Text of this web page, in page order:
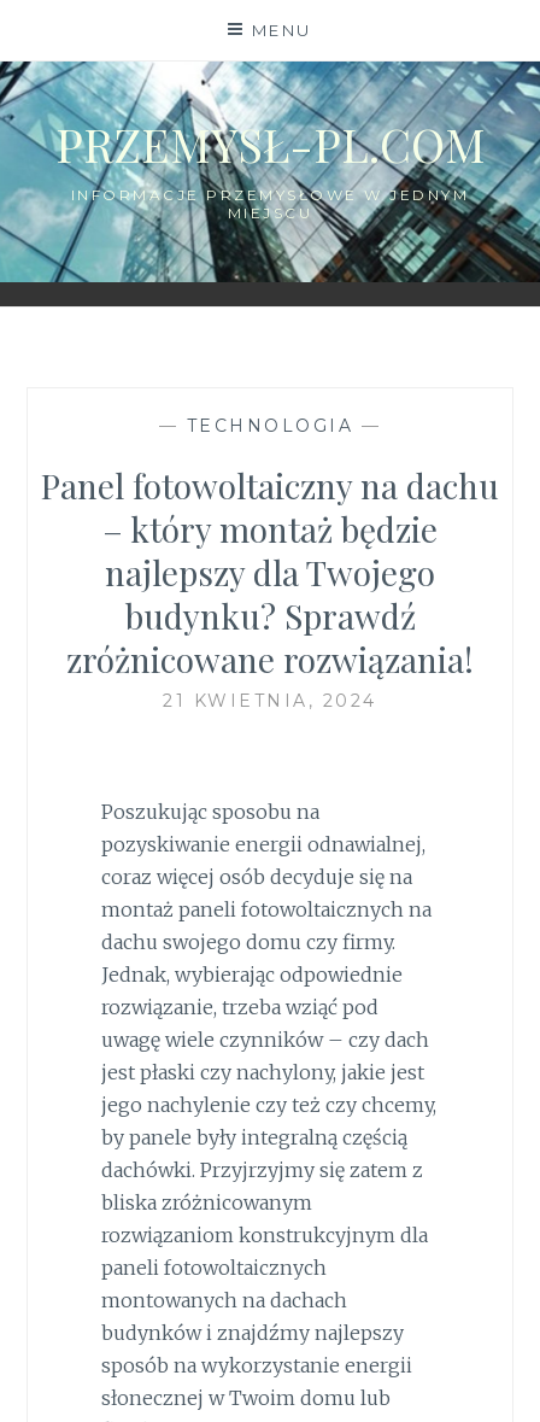
content
MENU
PRZEMYSŁ-PL.COM
INFORMACJE PRZEMYSŁOWE W JEDNYM
MIEJSCU
— TECHNOLOGIA —
Panel fotowoltaiczny na dachu
– który montaż będzie
najlepszy dla Twojego
budynku? Sprawdź
zróżnicowane rozwiązania!
21 KWIETNIA, 2024
Poszukując sposobu na
pozyskiwanie energii odnawialnej,
coraz więcej osób decyduje się na
montaż paneli fotowoltaicznych na
dachu swojego domu czy firmy.
Jednak, wybierając odpowiednie
rozwiązanie, trzeba wziąć pod
uwagę wiele czynników – czy dach
jest płaski czy nachylony, jakie jest
jego nachylenie czy też czy chcemy,
by panele były integralną częścią
dachówki. Przyjrzyjmy się zatem z
bliska zróżnicowanym
rozwiązaniom konstrukcyjnym dla
paneli fotowoltaicznych
montowanych na dachach
budynków i znajdźmy najlepszy
sposób na wykorzystanie energii
słonecznej w Twoim domu lub